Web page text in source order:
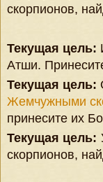
скорпионов,
Текущая цель:
Атши.
Текущая цель:
Жемчужными
принесите их
Текущая цель:
скорпионов,